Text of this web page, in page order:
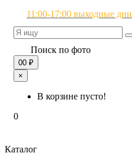
11:00-17:00 выходные дни
Поиск по фото
00 ₽
×
В корзине пусто!
0
Каталог